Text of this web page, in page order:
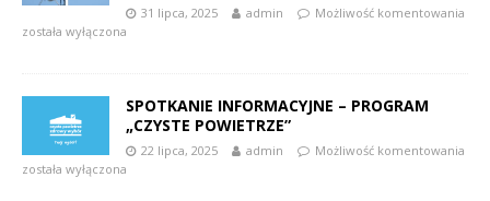
31 lipca, 2025 admin
Możliwość komentowania
została wyłączona
SPOTKANIE INFORMACYJNE – PROGRAM
„CZYSTE POWIETRZE”
22 lipca, 2025 admin
Możliwość komentowania
została wyłączona